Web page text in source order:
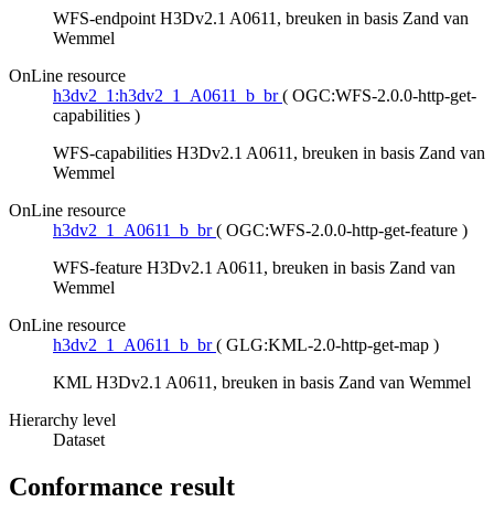
WFS-endpoint H3Dv2.1 A0611, breuken in basis Zand van
Wemmel
OnLine resource
h3dv2_1:h3dv2_1_A0611_b_br ( OGC:WFS-2.0.0-http-get-
capabilities )
WFS-capabilities H3Dv2.1 A0611, breuken in basis Zand van
Wemmel
OnLine resource
h3dv2_1_A0611_b_br ( OGC:WFS-2.0.0-http-get-feature )
WFS-feature H3Dv2.1 A0611, breuken in basis Zand van
Wemmel
OnLine resource
h3dv2_1_A0611_b_br ( GLG:KML-2.0-http-get-map )
KML H3Dv2.1 A0611, breuken in basis Zand van Wemmel
Hierarchy level
Dataset
Conformance result